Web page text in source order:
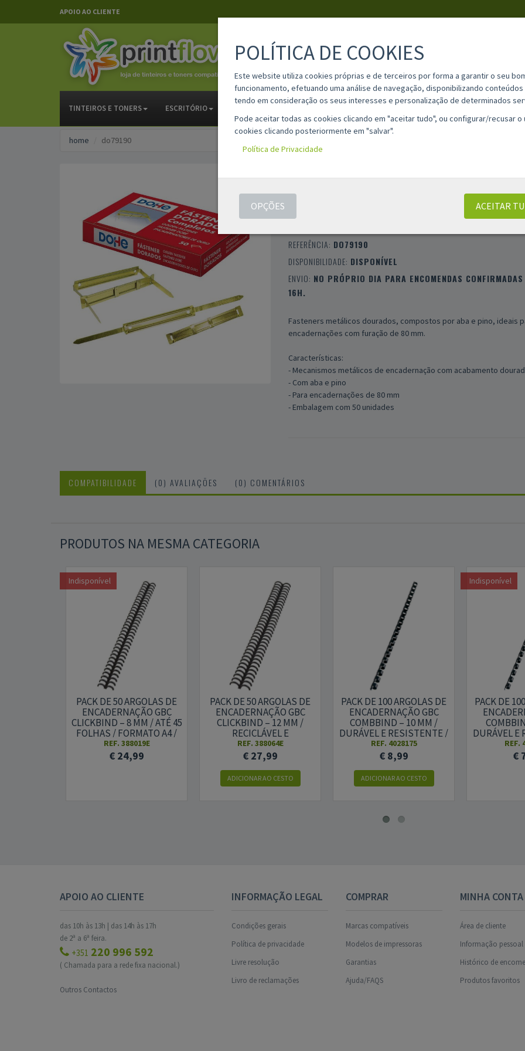
APOIO AO CLIENTE
TINTEIROS E TONERS ESCRITÓRIO MATERIAL ESCOLAR INFORMAÇÕES
home do79190
0 COMENTÁRIOS
REFERÊNCIA: DO79190
DISPONIBILIDADE: DISPONÍVEL
ENVIO: NO PRÓPRIO DIA PARA ENCOMENDAS
16H.
Fasteners metálicos dourados, compostos por aba e pino, ideais
encadernações com furação de 80 mm.
Características:
- Mecanismos metálicos de encadernação com acabamento
- Com aba e pino
- Para encadernações de 80 mm
- Embalagem com 50 unidades
COMPATIBILIDADE (0) AVALIAÇÕES (0) COMENTÁRIOS
PRODUTOS NA MESMA CATEGORIA
Indisponível
PACK DE 50 ARGOLAS DE
ENCADERNAÇÃO GBC
CLICKBIND – 8 MM / ATÉ 45
FOLHAS / FORMATO A4 /
PRETO
REF. 388019E
€ 24,99
PACK DE 50 ARGOLAS DE
ENCADERNAÇÃO GBC
CLICKBIND – 12 MM /
RECICLÁVEL E
REUTILIZÁVEL /
TRANSPARENTE MATE /
PRETO
REF. 388064E
€ 27,99
ADICIONAR AO CESTO
PACK DE 100 ARGOLAS DE
ENCADERNAÇÃO GBC
COMBBIND – 10 MM /
DURÁVEL E RESISTENTE /
PRETO
REF. 4028175
€ 8,99
ADICIONAR AO CESTO
Indisponível
PACK DE
DURÁVEL E
REF.
€
APOIO AO CLIENTE
das 10h às 13h | das 14h às 17h
de 2ª a 6ª feira.
+351 220 996 592
( Chamada para a rede fixa nacional.)
Outros Contactos
INFORMAÇÃO LEGAL
Condições gerais
Política de privacidade
Livre resolução
Livro de reclamações
COMPRAR
Marcas compatíveis
Modelos de impressoras
Garantias
Ajuda/FAQS
MINHA CONTA
Área de cliente
Informação pessoal
Histórico de
Produtos favoritos
POLÍTICA DE COOKIES
Este website utiliza cookies próprias e de terceiros por forma a garantir o seu
funcionamento, efetuando uma análise de navegação, disponibilizando
tendo em consideração os seus interesses e personalização de determinados
Pode aceitar todas as cookies clicando em "aceitar tudo", ou configurar/recusar o
cookies clicando posteriormente em "salvar".
Política de Privacidade
ACEITAR
OPÇÕES